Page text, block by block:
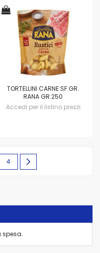
TORTELLINI CARNE SF.GR.
RANA GR.250
Accedi per il listino prezzi
Pagina
4
spesa.